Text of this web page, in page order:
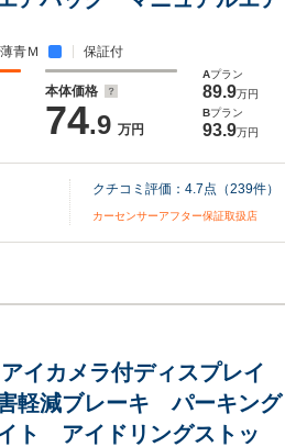
薄青Ｍ 保証付
本体価格
74.9 万円
Aプラン
89.9万円
Bプラン
93.9万円
クチコミ評価： 4.7点（239件）
カーセンサーアフター保証取扱店
イカメラ付ディスプレイ
軽減ブレーキ パーキング
ト アイドリングストッ